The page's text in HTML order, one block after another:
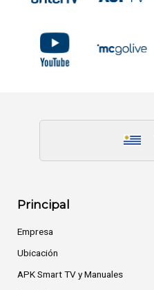
Principal
Empresa
Ubicación
APK Smart TV y Manuales